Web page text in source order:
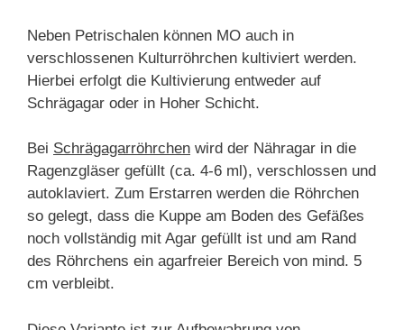
Neben Petrischalen können MO auch in
verschlossenen Kulturröhrchen kultiviert werden.
Hierbei erfolgt die Kultivierung entweder auf
Schrägagar oder in Hoher Schicht.
Bei Schrägagarröhrchen wird der Nähragar in die
Ragenzgläser gefüllt (ca. 4-6 ml), verschlossen und
autoklaviert. Zum Erstarren werden die Röhrchen
so gelegt, dass die Kuppe am Boden des Gefäßes
noch vollständig mit Agar gefüllt ist und am Rand
des Röhrchens ein agarfreier Bereich von mind. 5
cm verbleibt.